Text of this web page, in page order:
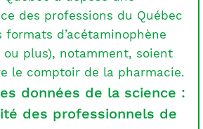
des professions du Québec
formats d’acétaminophène
ou plus), notamment, soient
le comptoir de la pharmacie.
données de la science :
des professionnels de